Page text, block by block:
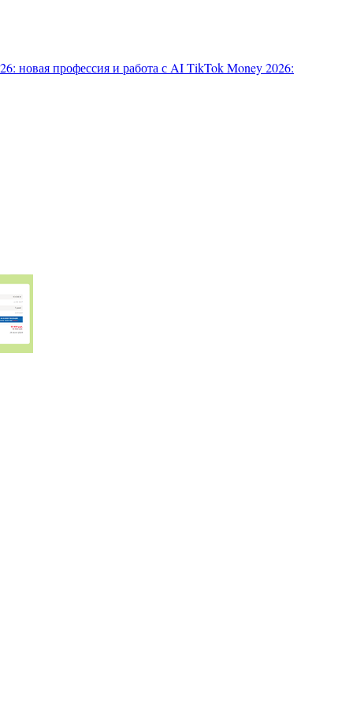
новая профессия и работа с AITikTok Money 2026: